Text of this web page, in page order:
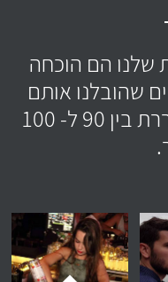
שלנו הם הוכחה
שהובלנו אותם
מכישלונות להצלחה מסחררת בין 90 ל- 100